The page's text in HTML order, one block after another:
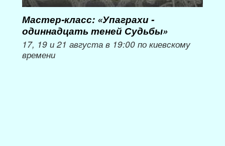
Мастер-класс: «Упаграхи -
одиннадцать теней Судьбы»
17, 19 и 21 августа в 19:00 по киевскому
времени